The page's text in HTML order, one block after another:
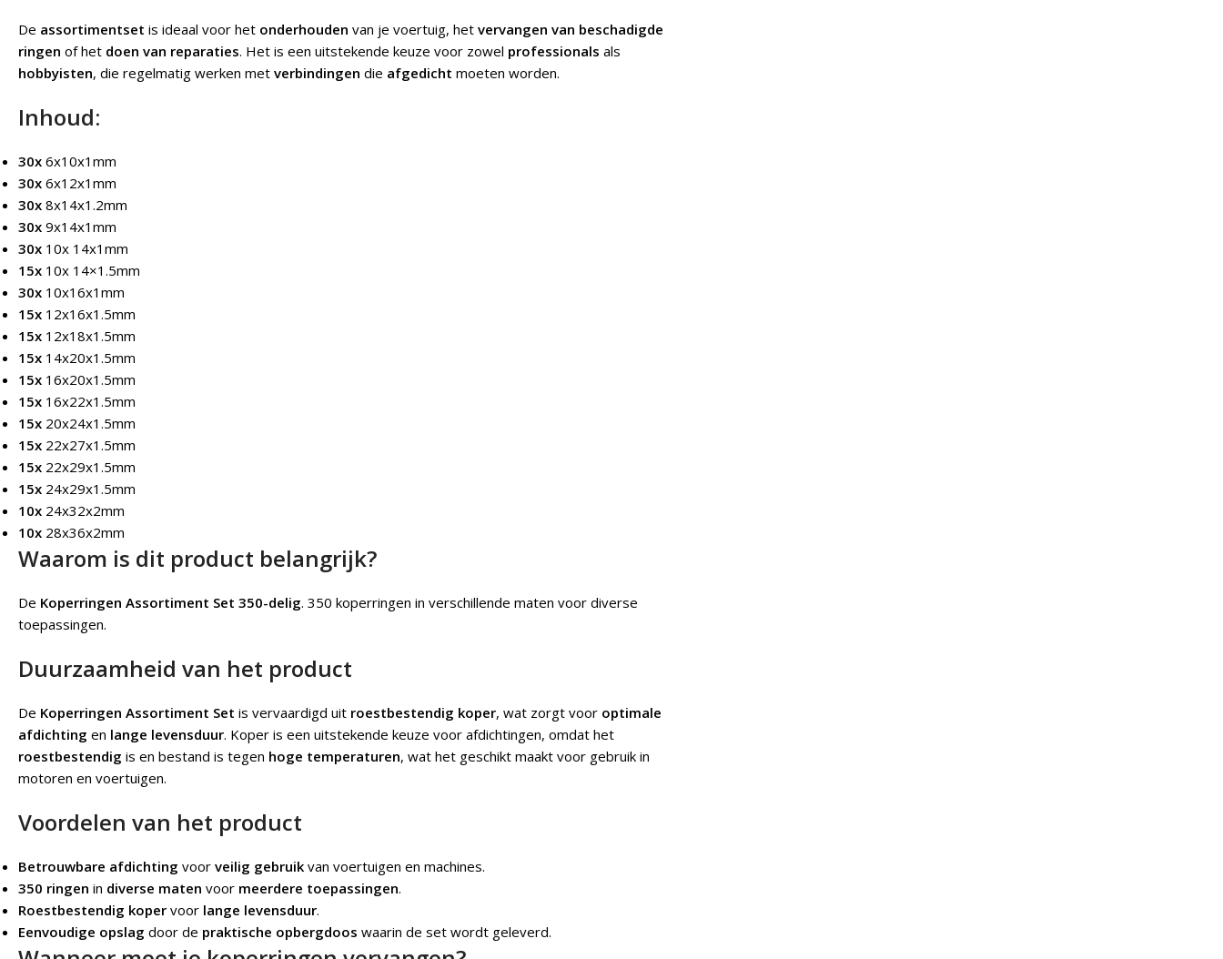
De assortimentset is ideaal voor het onderhouden van je voertuig, het vervangen van beschadigde
ringen of het doen van reparaties. Het is een uitstekende keuze voor zowel professionals als
hobbyisten, die regelmatig werken met verbindingen die afgedicht moeten worden.
Inhoud:
30x 6x10x1mm
30x 6x12x1mm
30x 8x14x1.2mm
30x 9x14x1mm
30x 10x 14x1mm
15x 10x 14×1.5mm
30x 10x16x1mm
15x 12x16x1.5mm
15x 12x18x1.5mm
15x 14x20x1.5mm
15x 16x20x1.5mm
15x 16x22x1.5mm
15x 20x24x1.5mm
15x 22x27x1.5mm
15x 22x29x1.5mm
15x 24x29x1.5mm
10x 24x32x2mm
10x 28x36x2mm
Waarom is dit product belangrijk?
De Koperringen Assortiment Set 350-delig. 350 koperringen in verschillende maten voor diverse
toepassingen.
Duurzaamheid van het product
De Koperringen Assortiment Set is vervaardigd uit roestbestendig koper, wat zorgt voor optimale
afdichting en lange levensduur. Koper is een uitstekende keuze voor afdichtingen, omdat het
roestbestendig is en bestand is tegen hoge temperaturen, wat het geschikt maakt voor gebruik in
motoren en voertuigen.
Voordelen van het product
Betrouwbare afdichting voor veilig gebruik van voertuigen en machines.
350 ringen in diverse maten voor meerdere toepassingen.
Roestbestendig koper voor lange levensduur.
Eenvoudige opslag door de praktische opbergdoos waarin de set wordt geleverd.